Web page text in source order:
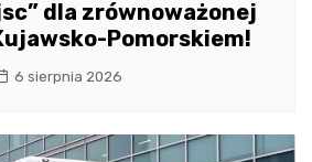
dla zrównoważonej
Pomorskiem!
6 sierpnia 2026